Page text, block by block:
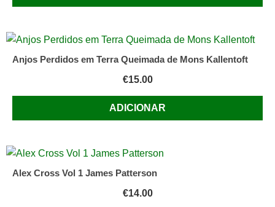
Anjos Perdidos em Terra Queimada de Mons Kallentoft
€15.00
ADICIONAR
Alex Cross Vol 1 James Patterson
€14.00